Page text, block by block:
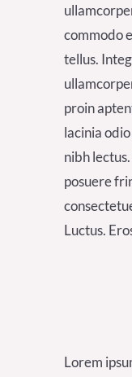
commodo
tellus.
proin
lacinia
nibh
posuere
Luctus.
Lorem